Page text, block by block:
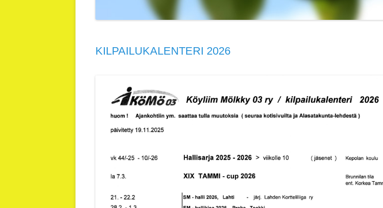
KILPAILUKALENTERI 2026